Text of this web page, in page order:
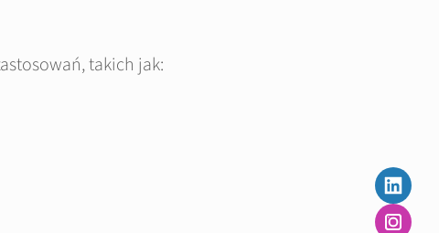
takich jak: